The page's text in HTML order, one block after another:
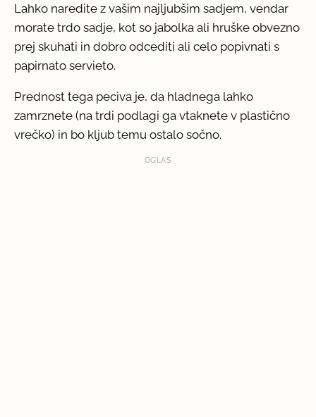
Lahko naredite z vašim najljubšim sadjem, vendar
morate trdo sadje, kot so jabolka ali hruške obvezno
prej skuhati in dobro odcediti ali celo popivnati s
papirnato servieto.
Prednost tega peciva je, da hladnega lahko
zamrznete (na trdi podlagi ga vtaknete v plastično
vrečko) in bo kljub temu ostalo sočno.
OGLAS